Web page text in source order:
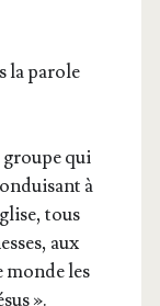
la parole
groupe qui
à
tous
aux
monde les
».